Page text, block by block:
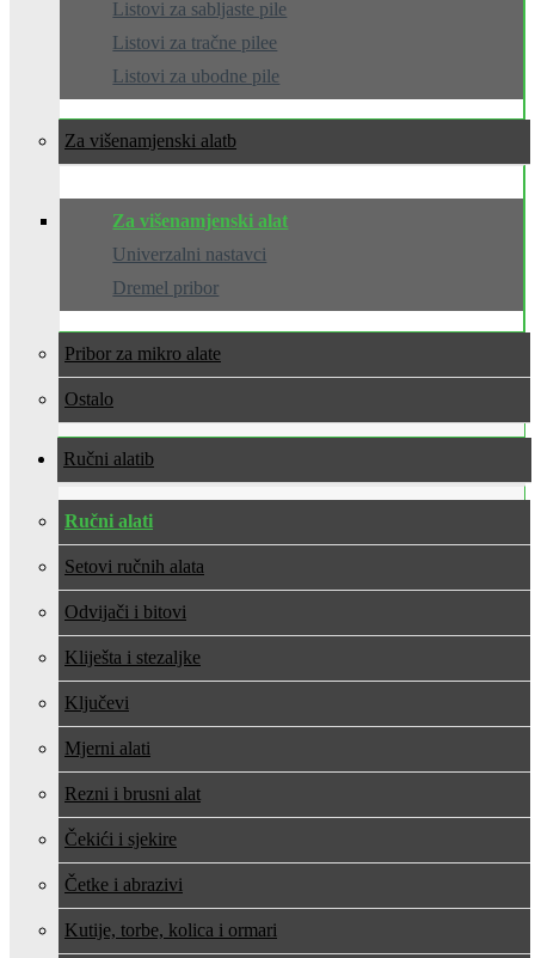
Listovi za sabljaste pile
Listovi za tračne pilee
Listovi za ubodne pile
Za višenamjenski alat
Za višenamjenski alat
Univerzalni nastavci
Dremel pribor
Pribor za mikro alate
Ostalo
Ručni alati
Ručni alati
Setovi ručnih alata
Odvijači i bitovi
Kliješta i stezaljke
Ključevi
Mjerni alati
Rezni i brusni alat
Čekići i sjekire
Četke i abrazivi
Kutije, torbe, kolica i ormari